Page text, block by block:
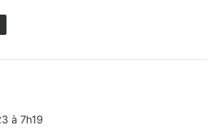
à 7h19